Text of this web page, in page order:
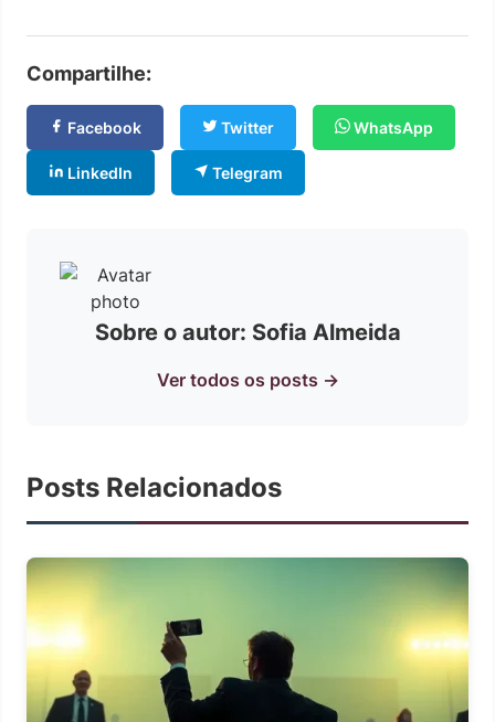
Compartilhe:
Facebook Twitter WhatsApp
LinkedIn Telegram
Sobre o autor: Sofia Almeida
Ver todos os posts →
Posts Relacionados